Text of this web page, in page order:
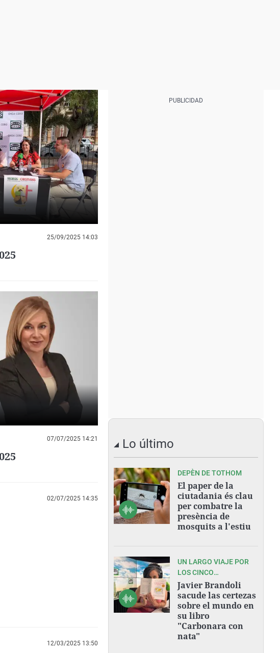
25/09/2025 14:03
07/07/2025 14:21
02/07/2025 14:35
12/03/2025 13:50
Lo último
DEPÈN DE TOTHOM
El paper de la
ciutadania és clau
per combatre la
presència de
mosquits a l'estiu
UN LARGO VIAJE POR
LOS CINCO
CONTINENTES
Javier Brandoli
sacude las certezas
sobre el mundo en
su libro
"Carbonara con
nata"